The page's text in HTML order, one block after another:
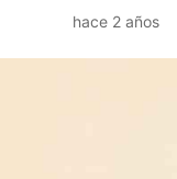
hace 2 años